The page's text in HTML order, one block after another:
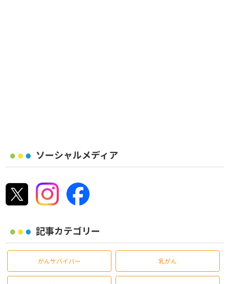
ソーシャルメディア
記事カテゴリー
がんサバイバー 乳がん